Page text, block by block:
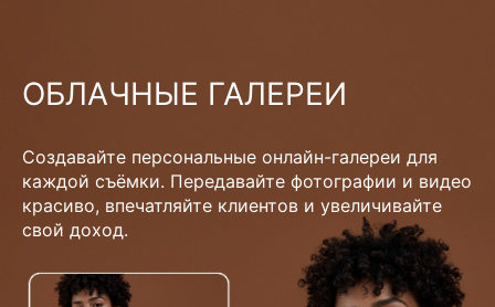
ОБЛАЧНЫЕ ГАЛЕРЕИ
Создавайте персональные онлайн-галереи для
каждой съёмки. Передавайте фотографии и видео
красиво, впечатляйте клиентов и увеличивайте
свой доход.